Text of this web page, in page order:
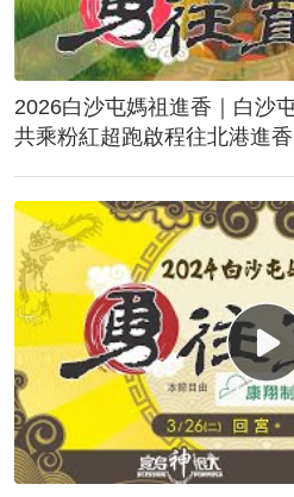
2026白沙屯媽祖進香｜白沙
共乘粉紅超跑啟程往北港進